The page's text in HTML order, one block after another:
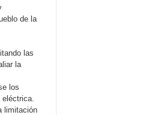
de la
las
la
los
eléctrica.
limitación